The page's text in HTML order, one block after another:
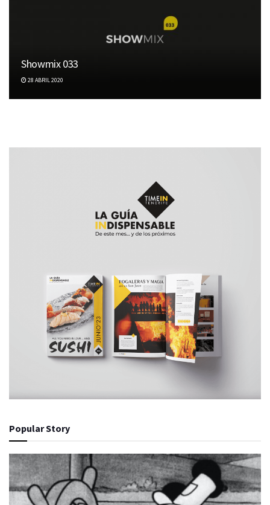
Showmix 033
28 ABRIL 2020
Popular Story